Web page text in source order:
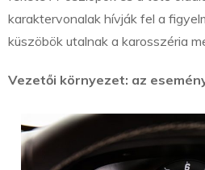
karaktervonalak hívják fel a
küszöbök utalnak a karosszéria
Vezetői környezet: az